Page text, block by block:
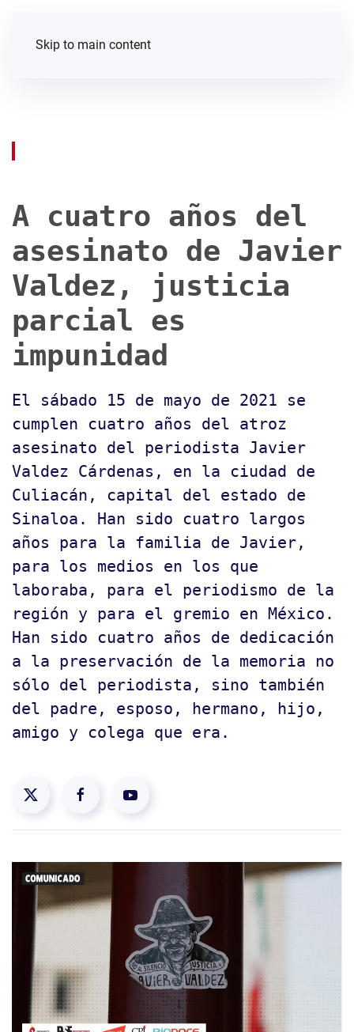
Skip to main content
A cuatro años del
asesinato de Javier
Valdez, justicia
parcial es
impunidad
El sábado 15 de mayo de 2021 se
cumplen cuatro años del atroz
asesinato del periodista Javier
Valdez Cárdenas, en la ciudad de
Culiacán, capital del estado de
Sinaloa. Han sido cuatro largos
años para la familia de Javier,
para los medios en los que
laboraba, para el periodismo de la
región y para el gremio en México.
Han sido cuatro años de dedicación
a la preservación de la memoria no
sólo del periodista, sino también
del padre, esposo, hermano, hijo,
amigo y colega que era.